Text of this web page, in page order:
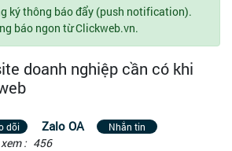
ký thông báo đẩy (push notification).
báo ngon từ Clickweb.vn.
doanh nghiệp cần có khi
dõi Zalo OA Nhắn tin
: 456